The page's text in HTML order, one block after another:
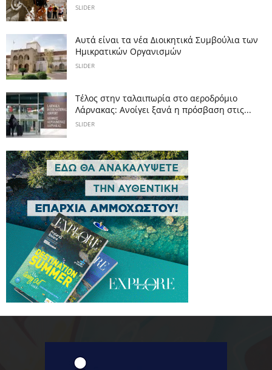
SLIDER
Αυτά είναι τα νέα Διοικητικά Συμβούλια των
Ημικρατικών Οργανισμών
SLIDER
Tέλος στην ταλαιπωρία στο αεροδρόμιο
Λάρνακας: Ανοίγει ξανά η πρόσβαση στις...
SLIDER